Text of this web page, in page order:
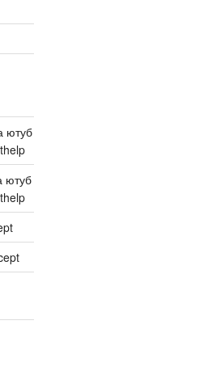
ютуб
ютуб